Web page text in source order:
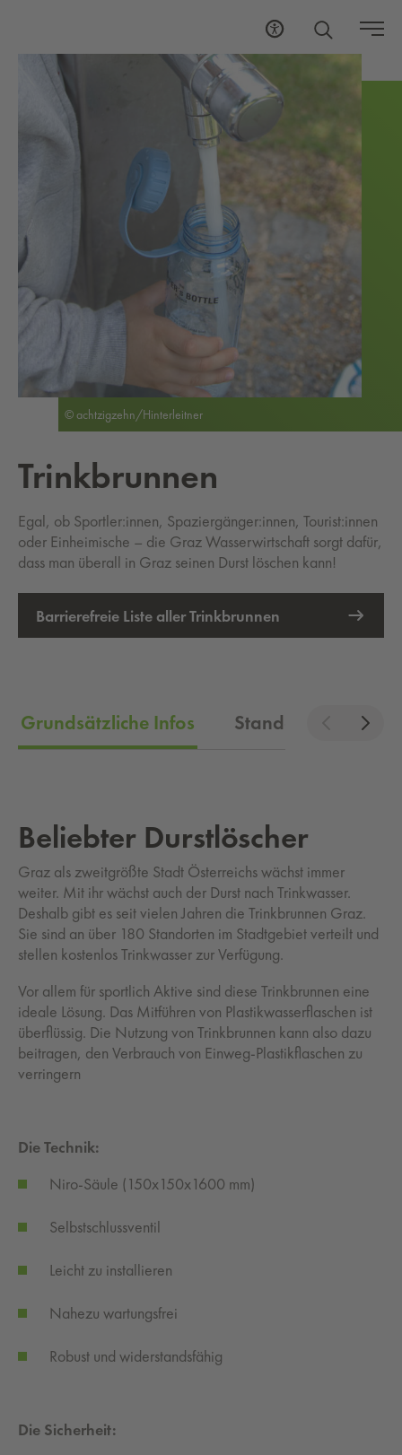
Trink­brun­nen
Egal, ob Sportler:innen, Spaziergänger:innen, Tourist:innen
oder Einheimische – die Graz Wasserwirtschaft sorgt dafür,
dass man überall in Graz seinen Durst löschen kann!
Barrierefreie Liste aller Trinkbrunnen
© achtzigzehn/Hinterleitner
Grundsätzliche Infos Standorte
Beliebter Durstlöscher
Graz als zweitgrößte Stadt Österreichs wächst immer
weiter. Mit ihr wächst auch der Durst nach Trinkwasser.
Deshalb gibt es seit vielen Jahren die Trinkbrunnen Graz.
Sie sind an über 180 Standorten im Stadtgebiet verteilt und
stellen kostenlos Trinkwasser zur Verfügung.
Vor allem für sportlich Aktive sind diese Trinkbrunnen eine
ideale Lösung. Das Mitführen von Plastikwasserflaschen ist
überflüssig. Die Nutzung von Trinkbrunnen kann also dazu
beitragen, den Verbrauch von Einweg-Plastikflaschen zu
verringern
Die Technik:
Niro-Säule (150x150x1600 mm)
Selbstschlussventil
Leicht zu installieren
Nahezu wartungsfrei
Robust und widerstandsfähig
Die Sicherheit: